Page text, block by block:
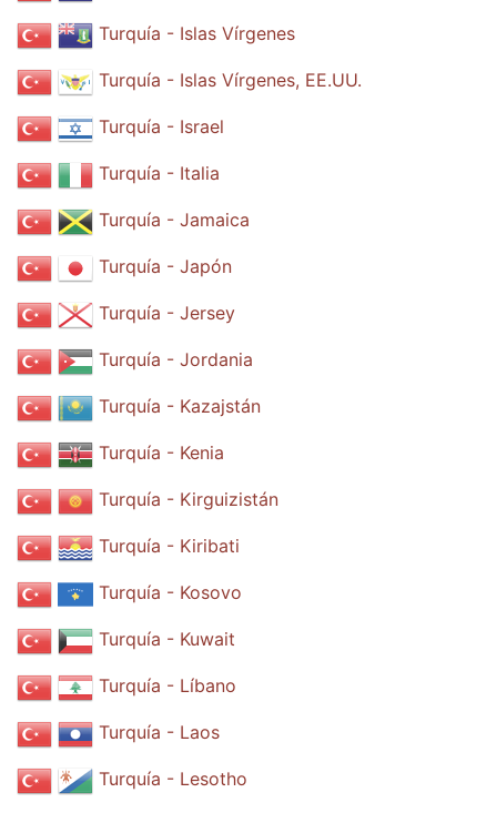
Turquía - Islas Vírgenes
Turquía - Islas Vírgenes, EE.UU.
Turquía - Israel
Turquía - Italia
Turquía - Jamaica
Turquía - Japón
Turquía - Jersey
Turquía - Jordania
Turquía - Kazajstán
Turquía - Kenia
Turquía - Kirguizistán
Turquía - Kiribati
Turquía - Kosovo
Turquía - Kuwait
Turquía - Líbano
Turquía - Laos
Turquía - Lesotho